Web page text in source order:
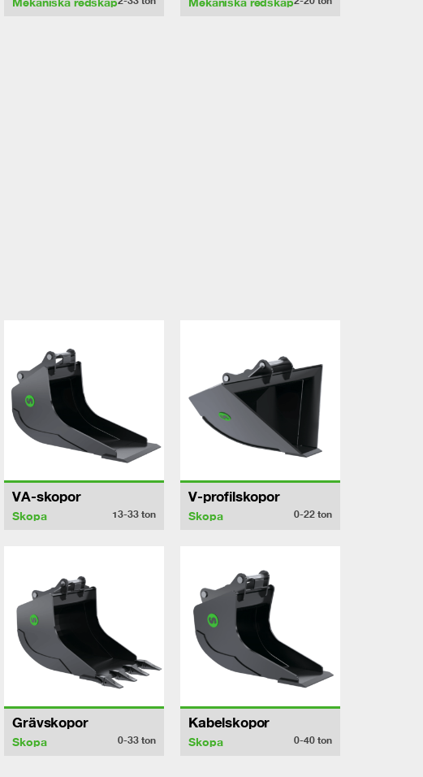
VA-skopor
Skopa 13-33ton
V-profilskopor
Skopa 0-22 ton
Grävskopor
Skopa 0-33ton
Kabelskopor
Skopa 0-40 ton